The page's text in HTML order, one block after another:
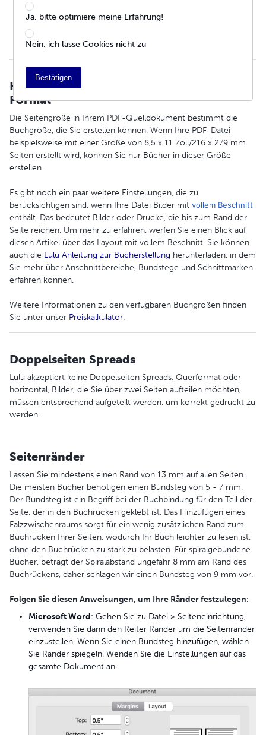
Innenseiten des Buches?
Copyright / Titel / Indexseiten
Warum gibt es leere Seiten am Ende meines Buches?
Vertriebsvoraussetzungen
Hochladen einer Quelldatei in korrektem
Format
Die Seitengröße in Ihrem PDF-Quelldokument bestimmt die
Buchgröße, die Sie erstellen können. Wenn Ihre PDF-Datei
beispielsweise mit einer Größe von 8,5 x 11 Zoll/216 x 279 mm
Seiten erstellt wird, können Sie nur Bücher in dieser Größe
erstellen.
Es gibt noch ein paar weitere Einstellungen, die zu
berücksichtigen sind, wenn Ihre Datei Bilder mit vollem Beschnitt
enthält. Das bedeutet Bilder oder Drucke, die bis zum Rand der
Seite reichen. Um mehr zu erfahren, werfen Sie einen Blick auf
diesen Artikel über das Layout mit vollem Beschnitt. Sie können
auch die Lulu Anleitung zur Bucherstellung herunterladen, in dem
Sie mehr über Anschnittbereiche, Bundstege und Schnittmarken
erfahren können.
Weitere Informationen zu den verfügbaren Buchgrößen finden
Sie unter unser Preiskalkulator.
Doppelseiten Spreads
Lulu akzeptiert keine Doppelseiten Spreads. Querformat oder
horizontal, Bilder, die Sie über zwei Seiten aufteilen möchten,
müssen entsprechend aufgeteilt werden, um korrekt gedruckt zu
werden.
Seitenränder
Lassen Sie mindestens einen Rand von 13 mm auf allen Seiten.
Die meisten Bücher benötigen einen Bundsteg von 5 - 7 mm.
Der Bundsteg ist ein Begriff bei der Buchbindung für den Teil der
Seite, der in den Buchrücken geklebt ist. Das Hinzufügen eines
Falzzwischenraums sorgt für ein wenig zusätzlichen Rand zum
Buchrücken Ihrer Seiten, wodurch Ihr Buch leichter zu lesen ist,
ohne den Buchrücken zu stark zu belasten. Für spiralgebundene
Bücher, beträgt der Spiralabstand ungefähr 8 mm am Rand des
Buchrückens, daher schlagen wir einen Bundsteg von 9 mm vor.
Folgen Sie diesen Anweisungen, um Ihre Ränder festzulegen:
Microsoft Word: Gehen Sie zu Datei > Seiteneinrichtung,
verwenden Sie dann den Reiter Ränder um die Seitenränder
einzustellen. Wenn Sie einen Bundsteg hinzufügen, wählen
Sie Ränder spiegeln. Wenden Sie die Einstellungen auf das
gesamte Dokument an.
Ja, bitte optimiere meine Erfahrung!
Nein, ich lasse Cookies nicht zu
Bestätigen